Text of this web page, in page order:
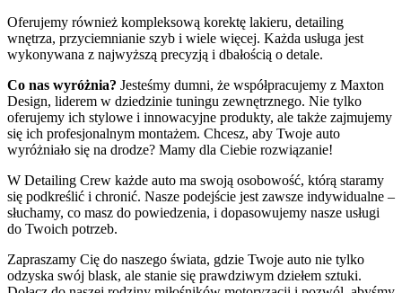
Oferujemy również kompleksową korektę lakieru, detailing
wnętrza, przyciemnianie szyb i wiele więcej. Każda usługa jest
wykonywana z najwyższą precyzją i dbałością o detale.
Co nas wyróżnia? Jesteśmy dumni, że współpracujemy z Maxton
Design, liderem w dziedzinie tuningu zewnętrznego. Nie tylko
oferujemy ich stylowe i innowacyjne produkty, ale także zajmujemy
się ich profesjonalnym montażem. Chcesz, aby Twoje auto
wyróżniało się na drodze? Mamy dla Ciebie rozwiązanie!
W Detailing Crew każde auto ma swoją osobowość, którą staramy
się podkreślić i chronić. Nasze podejście jest zawsze indywidualne –
słuchamy, co masz do powiedzenia, i dopasowujemy nasze usługi
do Twoich potrzeb.
Zapraszamy Cię do naszego świata, gdzie Twoje auto nie tylko
odzyska swój blask, ale stanie się prawdziwym dziełem sztuki.